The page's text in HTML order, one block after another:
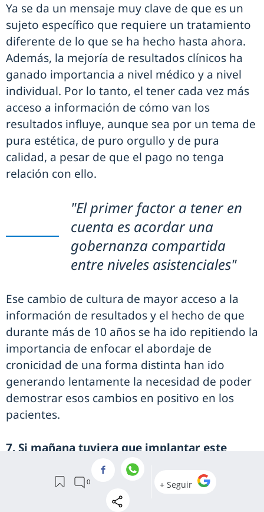
Ya se da un mensaje muy clave de que es un
sujeto específico que requiere un tratamiento
diferente de lo que se ha hecho hasta ahora.
Además, la mejoría de resultados clínicos ha
ganado importancia a nivel médico y a nivel
individual. Por lo tanto, el tener cada vez más
acceso a información de cómo van los
resultados influye, aunque sea por un tema de
pura estética, de puro orgullo y de pura
calidad, a pesar de que el pago no tenga
relación con ello.
"El primer factor a tener en
cuenta es acordar una
gobernanza compartida
entre niveles asistenciales"
Ese cambio de cultura de mayor acceso a la
información de resultados y el hecho de que
durante más de 10 años se ha ido repitiendo la
importancia de enfocar el abordaje de
cronicidad de una forma distinta han ido
generando lentamente la necesidad de poder
demostrar esos cambios en positivo en los
pacientes.
7. Si mañana tuviera que implantar este
modelo en cualquier hospital, ¿cuáles serían
los tres requisitos para que funcionara?